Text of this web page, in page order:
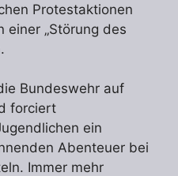
Protestaktionen
einer „Störung des
Bundeswehr auf
forciert
ein
Abenteuer bei
Immer mehr